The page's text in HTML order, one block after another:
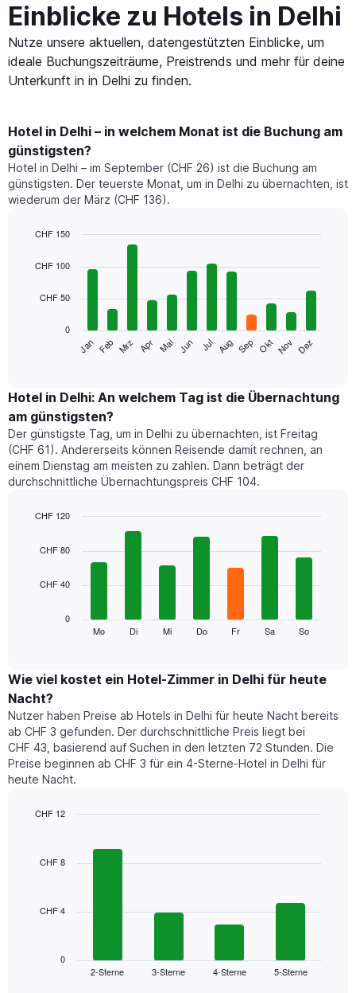
Einblicke zu Hotels in Delhi
Nutze unsere aktuellen, datengestützten Einblicke, um
ideale Buchungszeiträume, Preistrends und mehr für deine
Unterkunft in in Delhi zu finden.
Hotel in Delhi – in welchem Monat ist die Buchung am
günstigsten?
Hotel in Delhi – im September (CHF 26) ist die Buchung am
günstigsten. Der teuerste Monat, um in Delhi zu übernachten, ist
wiederum der März (CHF 136).
chart
bars.
den
durchschnittlichen
Zimmerpreis
im
jeweiligen
Monat
an.
Diagramm
die
Monate
hat
1
Y-
Achse,
die
den
durchschnittlichen
Zimmerpreis
graphic.
Jan Feb Mrz Apr Mai Jun Jul Aug Sep Okt Nov Dez
0
CHF 50
CHF 100
CHF 150
Hotel in Delhi: An welchem Tag ist die Übernachtung
am günstigsten?
Der günstigste Tag, um in Delhi zu übernachten, ist Freitag
(CHF 61). Andererseits können Reisende damit rechnen, an
einem Dienstag am meisten zu zahlen. Dann beträgt der
durchschnittliche Übernachtungspreis CHF 104.
chart
bars.
den
durchschnittlichen
Preis
eines
Zimmers
für
den
jeweiligen
Das
die
Mo Di Mi Do Fr Sa So
0
CHF 40
CHF 80
CHF 120
Wie viel kostet ein Hotel-Zimmer in Delhi für heute
Nacht?
Nutzer haben Preise ab Hotels in Delhi für heute Nacht bereits
ab CHF 3 gefunden. Der durchschnittliche Preis liegt bei
CHF 43, basierend auf Suchen in den letzten 72 Stunden. Die
Preise beginnen ab CHF 3 für ein 4-Sterne-Hotel in Delhi für
heute Nacht.
with
Das
2-Sterne 3-Sterne 4-Sterne 5-Sterne
0
CHF 4
CHF 8
CHF 12